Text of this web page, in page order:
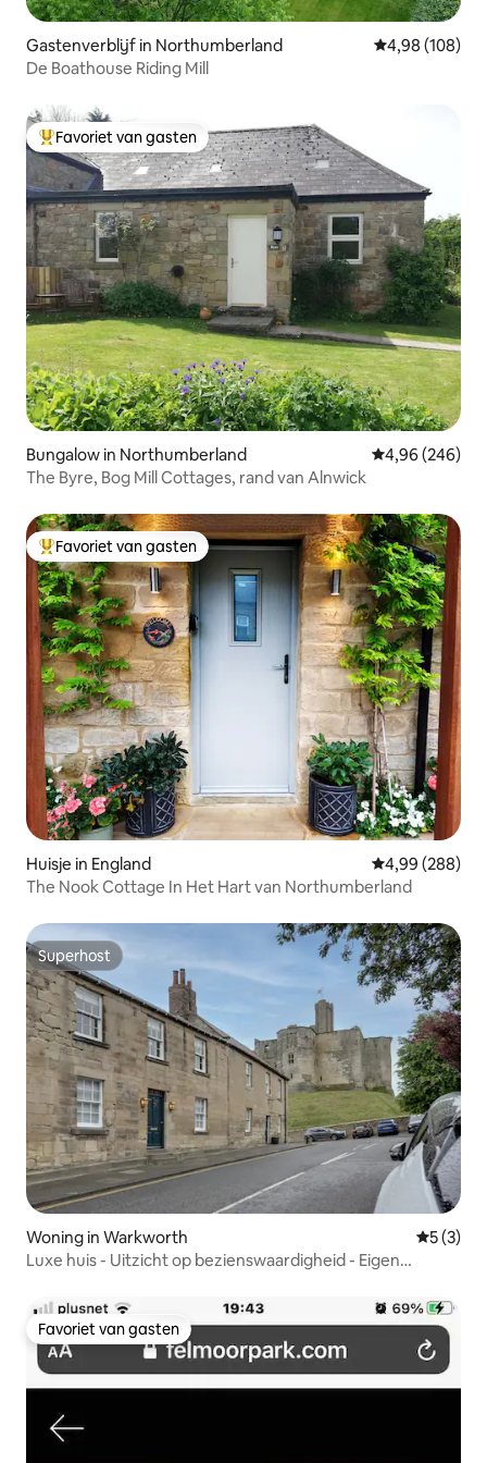
Gastenverblijf in Northumberland Gemiddelde
4,98 (108)
De Boathouse Riding Mill
Topfavoriet van gasten
Favoriet van gasten
Bungalow in Northumberland Gemiddelde
4,96 (246)
The Byre, Bog Mill Cottages, rand van Alnwick
Topfavoriet van gasten
Favoriet van gasten
Huisje in England Gemiddelde
4,99 (288)
The Nook Cottage In Het Hart van Northumberland
Superhost
Superhost
Woning in Warkworth
5 (3)
Luxe huis - Uitzicht op bezienswaardigheid - Eigen
Favoriet van gasten
Favoriet van gasten